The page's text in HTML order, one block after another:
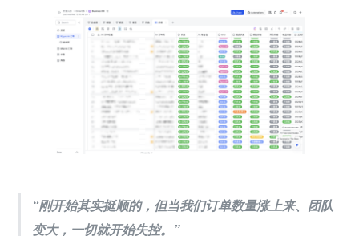
“刚开始其实挺顺的，但当我们订单数量涨上来、团队
变大，一切就开始失控。”